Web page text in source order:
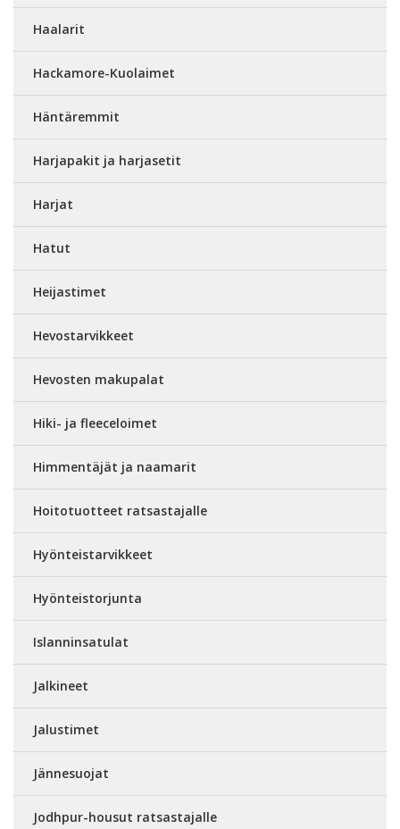
Haalarit
Hackamore-Kuolaimet
Häntäremmit
Harjapakit ja harjasetit
Harjat
Hatut
Heijastimet
Hevostarvikkeet
Hevosten makupalat
Hiki- ja fleeceloimet
Himmentäjät ja naamarit
Hoitotuotteet ratsastajalle
Hyönteistarvikkeet
Hyönteistorjunta
Islanninsatulat
Jalkineet
Jalustimet
Jännesuojat
Jodhpur-housut ratsastajalle